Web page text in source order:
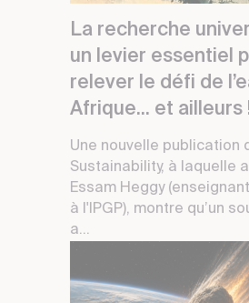
La recherche
un levier essentiel
relever le défi de
Afrique... et ailleurs
Une nouvelle publication
Sustainability, à laquelle
Essam Heggy
à l'IPGP), montre qu’un
a...